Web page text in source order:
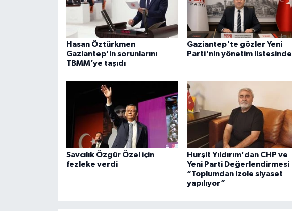
Hasan Öztürkmen
Gaziantep’in sorunlarını
TBMM’ye taşıdı
Gaziantep'te gözler Yeni
Parti'nin yönetim listesinde
Savcılık Özgür Özel için
fezleke verdi
Hurşit Yıldırım'dan CHP ve
Yeni Parti Değerlendirmesi
“Toplumdan izole siyaset
yapılıyor”